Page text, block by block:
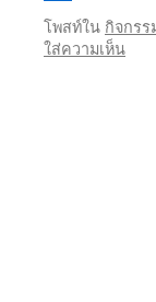
โพสท์ใน กิจกร
ใส่ความเห็น